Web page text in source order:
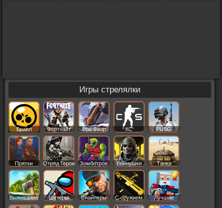
Игры стрелялки
Бравл
Старс
Фортнайт Фри Фаер КС PUBG
Прятки Отряд Герои Зомботрон Войнушки Танки
Выживание Шутеры Снайперы С оружием Лучшие